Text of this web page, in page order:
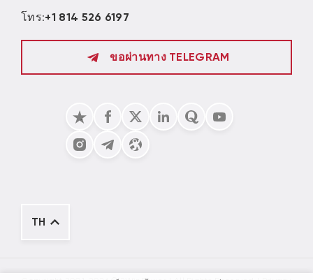
โทร:+1 814 526 6197
ขอผ่านทาง TELEGRAM
TH